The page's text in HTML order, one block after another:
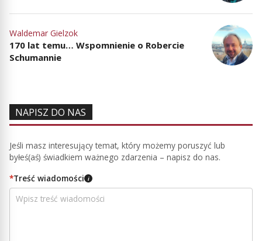
Waldemar Gielzok
170 lat temu… Wspomnienie o Robercie
Schumannie
NAPISZ DO NAS
Jeśli masz interesujący temat, który możemy poruszyć lub
byłeś(aś) świadkiem ważnego zdarzenia – napisz do nas.
*Treść wiadomości i